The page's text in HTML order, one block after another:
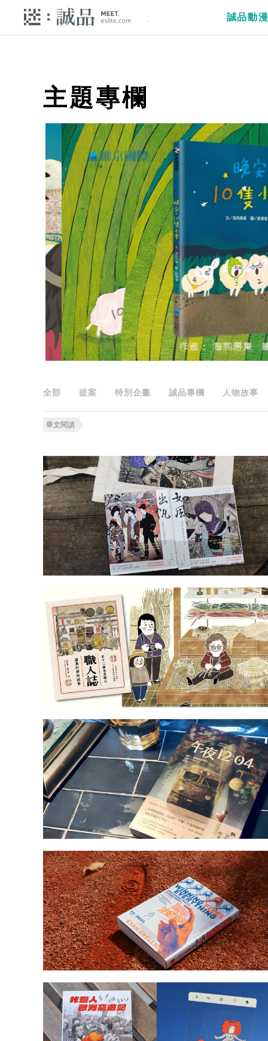
誠品動
主題專欄
全部 提案 特別企畫 誠品專欄 人物故事
華文閱讀